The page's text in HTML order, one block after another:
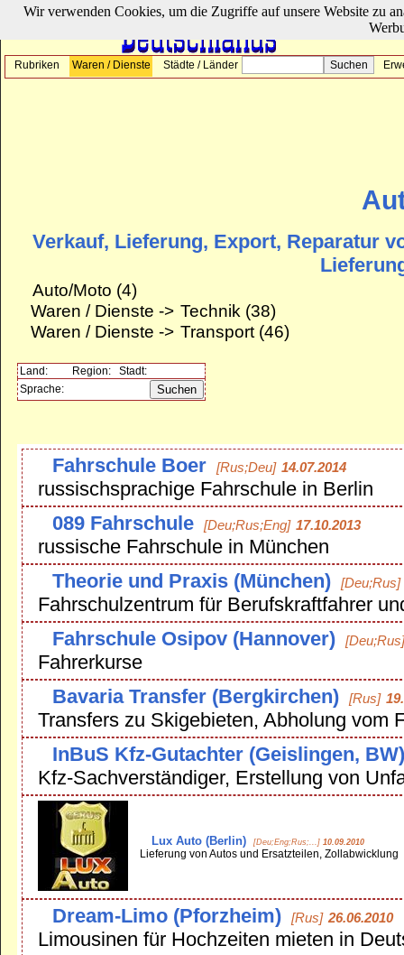
Rubriken Waren / Dienste Städte / Länder
Verkauf, Lieferung, Export, Reparatur
Auto/Moto (4)
Waren / Dienste -> Technik (38)
Waren / Dienste -> Transport (46)
Land: Region:
Stadt:
Sprache:
Fahrschule Boer [Rus;Deu] 14.07.2014
russischsprachige Fahrschule in Berlin
089 Fahrschule
[Deu;Rus;Eng] 17.10.2013
russische Fahrschule in München
Theorie und Praxis (München)
[Deu;Rus]
Fahrschulzentrum für Berufskraftfahrer
Fahrschule Osipov (Hannover)
[Deu;Rus]
Fahrerkurse
Bavaria Transfer (Bergkirchen)
[Rus]
Transfers zu Skigebieten, Abholung vom
InBuS Kfz-Gutachter (Geislingen, BW)
Kfz-Sachverständiger, Erstellung von
Lux Auto (Berlin) [Deu;Eng;Rus;...] 10.09.2010
Lieferung von Autos und Ersatzteilen, Zollabwicklung
Dream-Limo (Pforzheim) [Rus] 26.06.2010
Limousinen für Hochzeiten mieten in
Wir verwenden Cookies, um die Zugriffe auf unsere Website zu